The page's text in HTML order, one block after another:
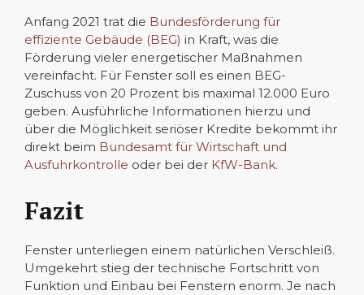
Anfang 2021 trat die Bundesförderung für
effiziente Gebäude (BEG) in Kraft, was die
Förderung vieler energetischer Maßnahmen
vereinfacht. Für Fenster soll es einen BEG-
Zuschuss von 20 Prozent bis maximal 12.000 Euro
geben. Ausführliche Informationen hierzu und
über die Möglichkeit seriöser Kredite bekommt ihr
direkt beim Bundesamt für Wirtschaft und
Ausfuhrkontrolle oder bei der KfW-Bank.
Fazit
Fenster unterliegen einem natürlichen Verschleiß.
Umgekehrt stieg der technische Fortschritt von
Funktion und Einbau bei Fenstern enorm. Je nach